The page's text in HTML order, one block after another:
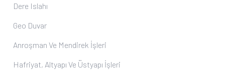
Dere Islahı
Geo Duvar
Anroşman Ve Mendirek İşleri
Hafriyat, Altyapı Ve Üstyapı İşleri